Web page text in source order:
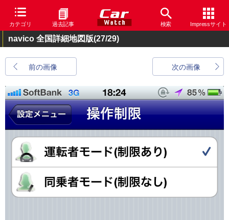
カテゴリ 過去記事 検索 Impressサイト
navico 全国詳細地図版(27/29)
前の画像 次の画像